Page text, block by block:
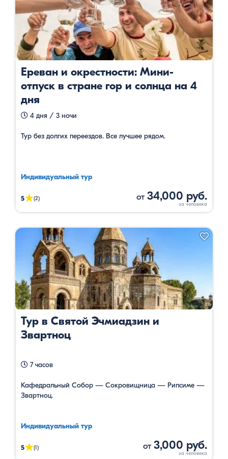
Ереван и окрестности: Мини-
отпуск в стране гор и солнца на 4
дня
4 дня / 3 ночи
Тур без долгих переездов. Все лучшее рядом.
Индивидуальный тур
5★(2) от 34,000 руб.
Тур в Святой Эчмиадзин и
Звартноц
7 часов
Кафедральный Собор — Сокровищница — Рипсиме —
Звартноц.
Индивидуальный тур
5★(1) от 3,000 руб.